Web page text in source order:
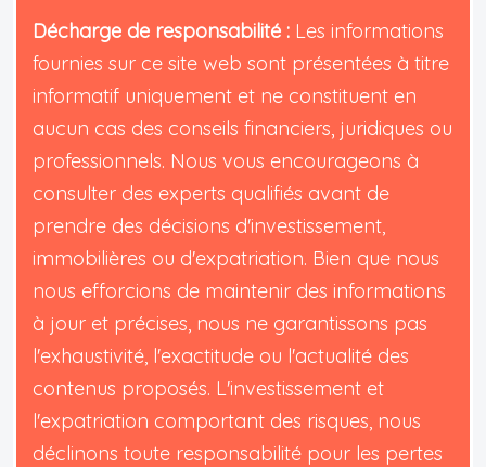
Décharge de responsabilité : Les informations
fournies sur ce site web sont présentées à titre
informatif uniquement et ne constituent en
aucun cas des conseils financiers, juridiques ou
professionnels. Nous vous encourageons à
consulter des experts qualifiés avant de
prendre des décisions d'investissement,
immobilières ou d'expatriation. Bien que nous
nous efforcions de maintenir des informations
à jour et précises, nous ne garantissons pas
l'exhaustivité, l'exactitude ou l'actualité des
contenus proposés. L'investissement et
l'expatriation comportant des risques, nous
déclinons toute responsabilité pour les pertes